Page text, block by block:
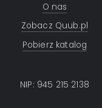
O nas
Zobacz Quub.pl
Pobierz katalog
NIP: 945 215 2138